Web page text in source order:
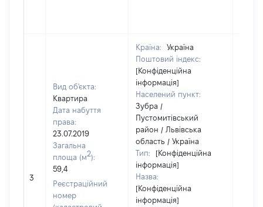
3
Вид об'єкта:
Квартира
Дата набуття
права:
23.07.2019
Загальна
площа (м2):
59,4
Реєстраційний
номер
Країна:
Україна
Поштовий індекс:
[Конфіденційна
інформація]
Населений пункт:
Зубра /
Пустомитівський
район / Львівська
область / Україна
Тип:
[Конфіденційна
інформація]
Назва:
[Конфіденційна
інформація]